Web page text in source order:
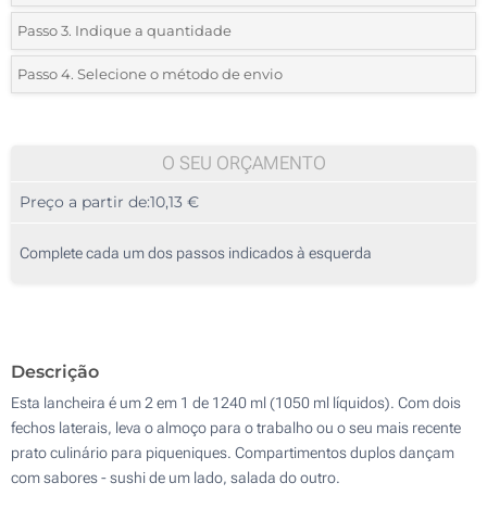
*Selecione o tipo de marcação e as cores do logotipo:
1 Cor (Na capa)
Gravação a laser (Na capa)
Passo 3. Indique a quantidade
*Quantidade mínima:5
10
25
Outra :
Passo 4. Selecione o método de envio
O SEU ORÇAMENTO
Preço a partir de:10,13 €
Complete cada um dos passos indicados à esquerda
Descrição
Esta lancheira é um 2 em 1 de 1240 ml (1050 ml líquidos). Com dois
fechos laterais, leva o almoço para o trabalho ou o seu mais recente
prato culinário para piqueniques. Compartimentos duplos dançam
com sabores - sushi de um lado, salada do outro.